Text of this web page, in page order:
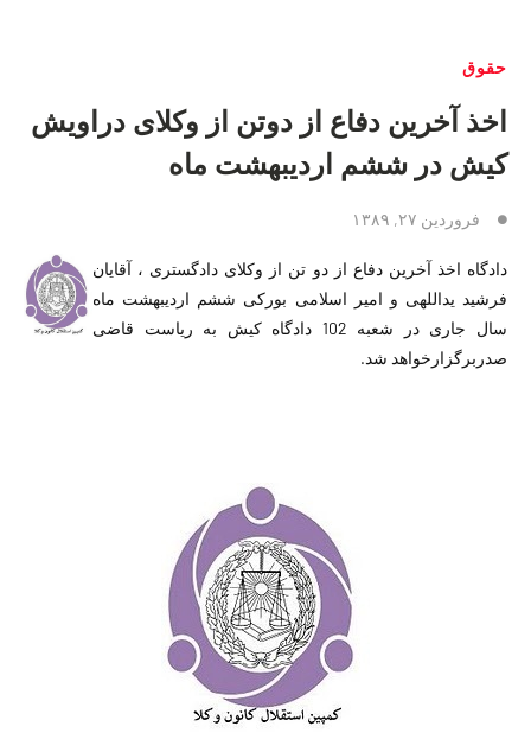
حقوق
اخذ آخرین دفاع از دوتن از وکلای دراویش
کیش در ششم اردیبهشت ماه
فروردین ۲۷, ۱۳۸۹
دادگاه اخذ آخرین دفاع از دو تن از وکلای دادگستری ، آقایان
فرشید یداللهی و امیر اسلامی بورکی ششم اردیبهشت ماه
سال جاری در شعبه 102 دادگاه کیش به ریاست قاضی
صدربرگزارخواهد شد.